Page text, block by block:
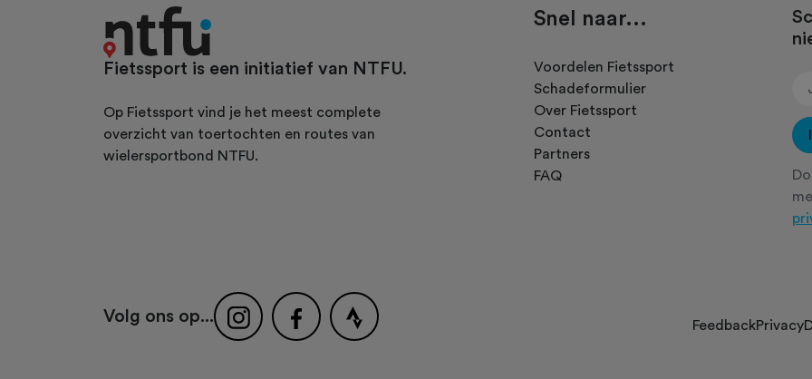
Fietssport is een initiatief van NTFU.
Op Fietssport vind je het meest complete
overzicht van toertochten en routes van
wielersportbond NTFU.
Snel naar...
Voordelen Fietssport
Schadeformulier
Over Fietssport
Contact
Partners
FAQ
Volg ons op... FeedbackPrivacy